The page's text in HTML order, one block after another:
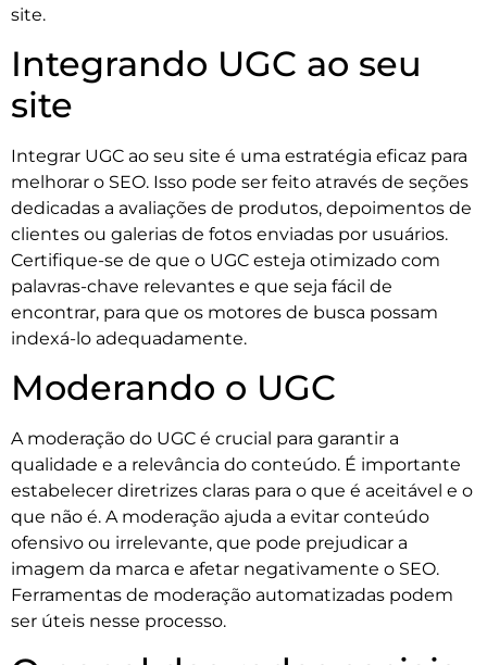
site.
Integrando UGC ao seu
site
Integrar UGC ao seu site é uma estratégia eficaz para
melhorar o SEO. Isso pode ser feito através de seções
dedicadas a avaliações de produtos, depoimentos de
clientes ou galerias de fotos enviadas por usuários.
Certifique-se de que o UGC esteja otimizado com
palavras-chave relevantes e que seja fácil de
encontrar, para que os motores de busca possam
indexá-lo adequadamente.
Moderando o UGC
A moderação do UGC é crucial para garantir a
qualidade e a relevância do conteúdo. É importante
estabelecer diretrizes claras para o que é aceitável e o
que não é. A moderação ajuda a evitar conteúdo
ofensivo ou irrelevante, que pode prejudicar a
imagem da marca e afetar negativamente o SEO.
Ferramentas de moderação automatizadas podem
ser úteis nesse processo.